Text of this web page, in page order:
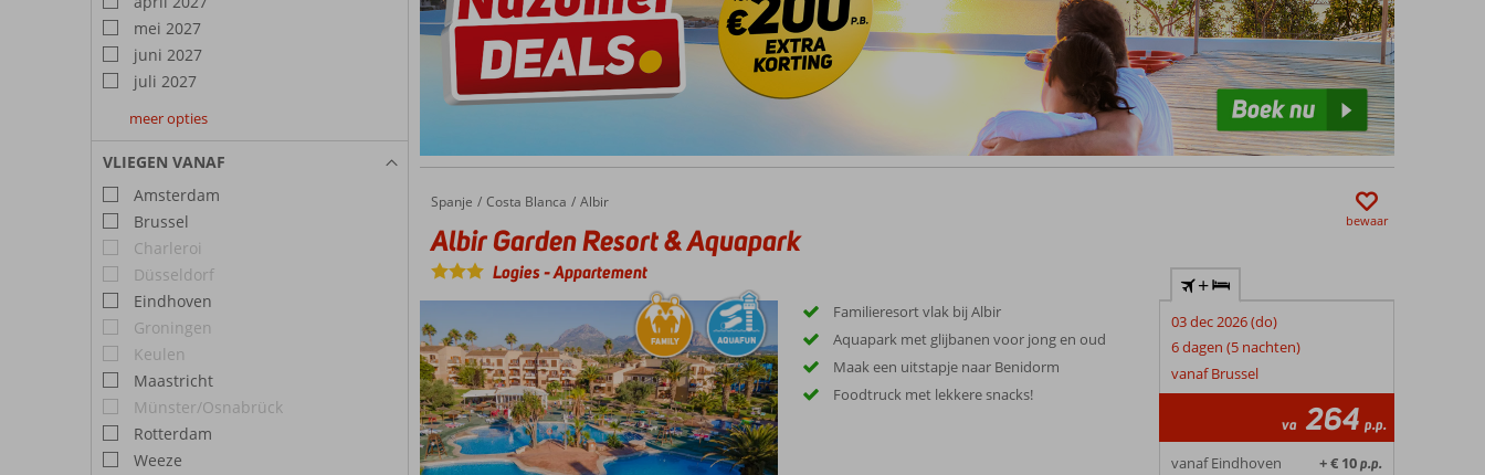
mei 2027
juni 2027
juli 2027
augustus
2027
september
2027
oktober
2027
meer opties
VLIEGEN VANAF
Amsterdam
Brussel
Charleroi
Düsseldorf
Eindhoven
Groningen
Keulen
Maastricht
Münster/Osnabrück
Rotterdam
Weeze
Home
Spanje Costa Blanca Albir
Albir Garden Resort & Aquapark
Albir Garden Resort & Aquapark
Logies-Appartement
bewaar
Familieresort vlak bij Albir
Aquapark met glijbanen voor jong en oud
Maak een uitstapje naar Benidorm
Foodtruck met lekkere snacks!
+
03 dec 2026 (do)
6 dagen (5 nachten)
vanaf Brussel
va 264 p.p.
vanaf Eindhoven + € 10p.p.